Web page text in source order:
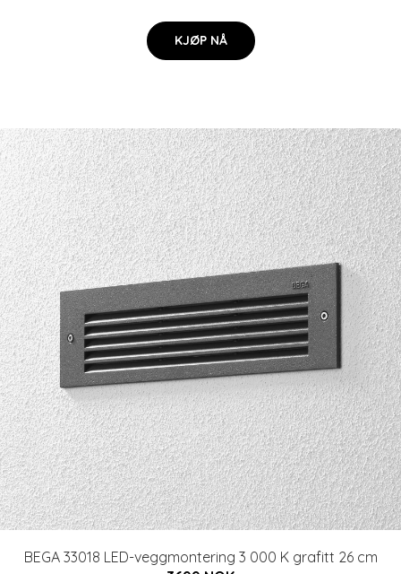
KJØP NÅ
BEGA 33018 LED-veggmontering 3 000 K grafitt 26 cm